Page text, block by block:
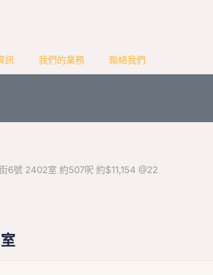
訊 我們的業務 聯絡我們
6號 2402室 約507呎 約$11,154 @22